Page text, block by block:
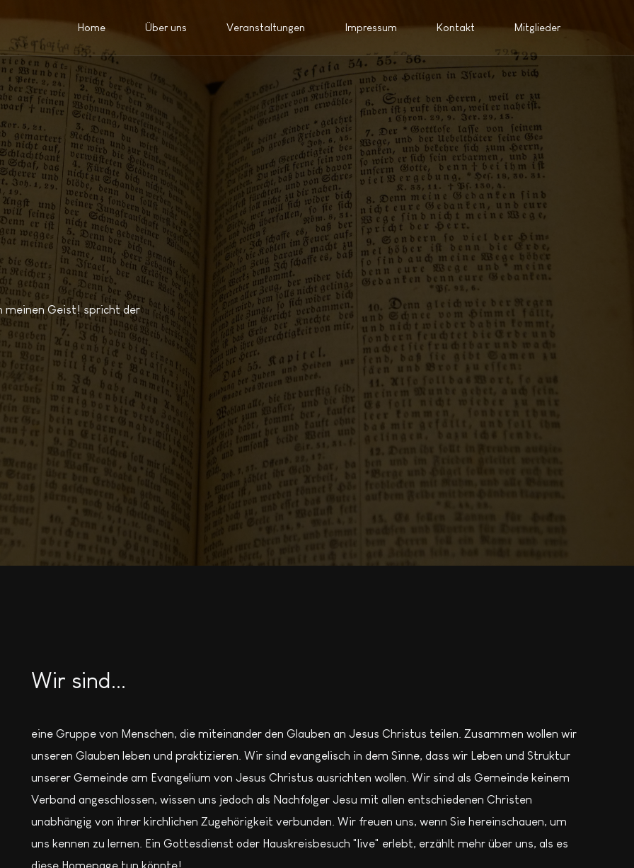
Home Über uns Veranstaltungen Impressum Kontakt Mitglieder
meinen Geist! spricht der
Wir sind...
eine Gruppe von Menschen, die miteinander den Glauben an Jesus Christus teilen. Zusammen wollen wir
unseren Glauben leben und praktizieren. Wir sind evangelisch in dem Sinne, dass wir Leben und Struktur
unserer Gemeinde am Evangelium von Jesus Christus ausrichten wollen. Wir sind als Gemeinde keinem
Verband angeschlossen, wissen uns jedoch als Nachfolger Jesu mit allen entschiedenen Christen
unabhängig von ihrer kirchlichen Zugehörigkeit verbunden. Wir freuen uns, wenn Sie hereinschauen, um
uns kennen zu lernen. Ein Gottesdienst oder Hauskreisbesuch "live" erlebt, erzählt mehr über uns, als es